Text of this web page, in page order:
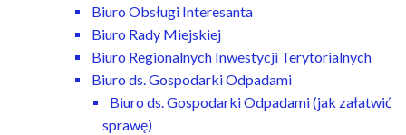
Biuro Obsługi Interesanta
Biuro Rady Miejskiej
Biuro Regionalnych Inwestycji Terytorialnych
Biuro ds. Gospodarki Odpadami
Biuro ds. Gospodarki Odpadami (jak załatwić
sprawę)